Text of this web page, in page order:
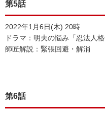
第5話
2022年1月6日(木) 20時
ドラマ：明夫の悩み「忍法人格
師匠解説：緊張回避・解消
第6話